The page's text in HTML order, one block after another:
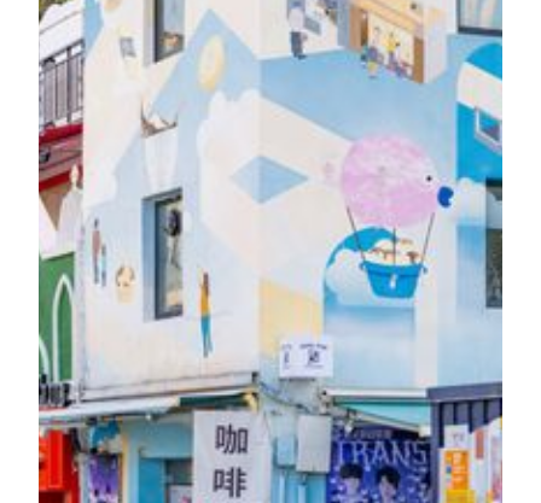
打卡任务，简单两步，即可到酒店前台领取限定礼品一
份！
了解更多
随赏美狮美高梅藏品
酒店住客尊享30分钟私人艺术导赏，每天于中午12时至
晚上7时期间随心预约理想时段。由专业导赏员引领探
索"美高梅主席典藏"，细赏现当代艺术大师之作、近距
离观赏非遗工艺精髓，或欣赏本地数码艺术创作，感受
中西交融与古今对话的艺术魅力，更可获赠专属纪念
品，延续难忘的美学体验。
免费预约。住客请提前一天向酒店前台登记；如需英语导赏，
亦可致电’M Art专线
(853) 8806 8888或电
邮hotelenquiry@mgm.mo查询及登记。
艺游城市光影 · 私享之旅